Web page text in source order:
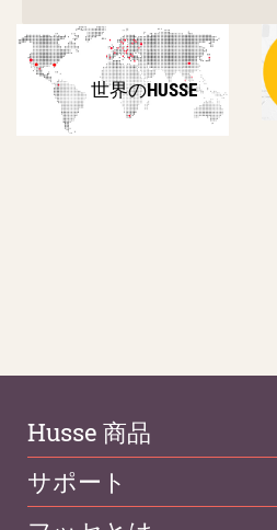
世界のHUSSE
Husse 商品
サポート